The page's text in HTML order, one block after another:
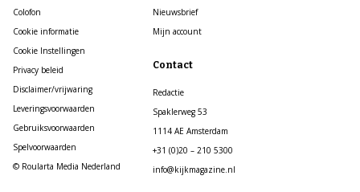
Colofon
Cookie informatie
Cookie Instellingen
Privacy beleid
Disclaimer/vrijwaring
Leveringsvoorwaarden
Gebruiksvoorwaarden
Spelvoorwaarden
© Roularta Media Nederland
Nieuwsbrief
Mijn account
Contact
Redactie
Spaklerweg 53
1114 AE Amsterdam
+31 (0)20 – 210 5300
info@kijkmagazine.nl